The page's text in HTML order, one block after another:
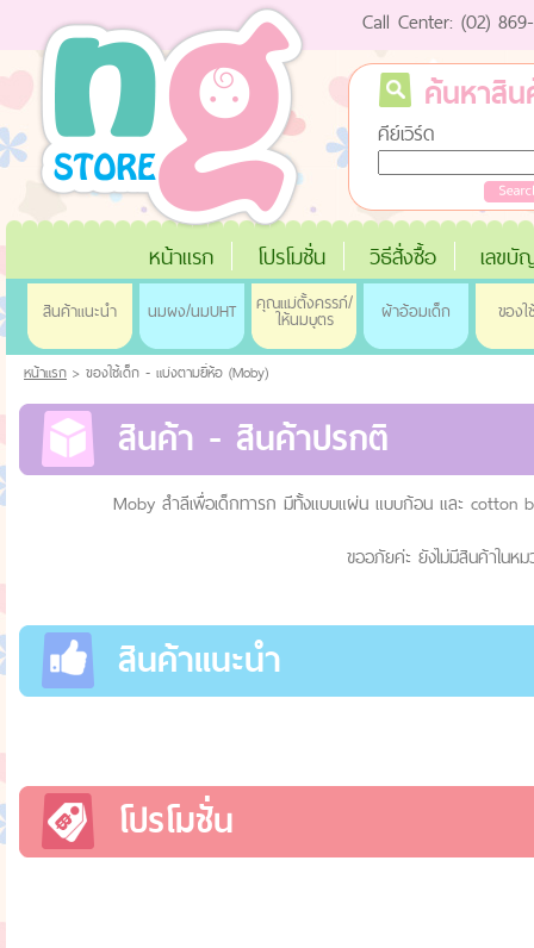
Call Center: (02)
ค้นหาสิน
คีย์เวิร์ด
หน้าแรก โปรโมชั่น วิธีสั่งซื้อ เลขบั
สินค้าแนะนำ นมผง/นมUHT คุณแม่ตั้งครรภ์/
ให้นมบุตร ผ้าอ้อมเด็ก ของใ
หน้าแรก > ของใช้เด็ก - แบ่งตามยี่่ห้อ (Moby)
สินค้า - สินค้าปรกติ
Moby สำลีเพื่อเด็กทารก มีท้ั้งแบบแผ่น แบบก้อน และ cotton
ขออภัยค่ะ ยังไม่มีสินค้าในห
สินค้าแนะนำ
โปรโมชั่น